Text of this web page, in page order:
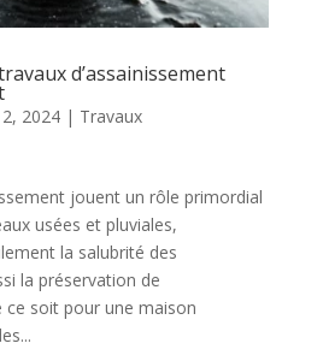
d’assainissement
2024| Travaux
jouent un rôle primordial
usées et pluviales,
la salubrité des
la préservation de
ce soit pour une maison